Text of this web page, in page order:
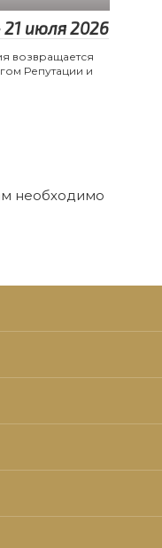
21 июля 2026
возвращается
Репутации и
необходимо